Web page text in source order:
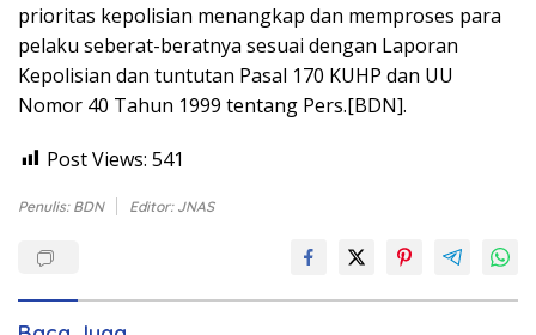
prioritas kepolisian menangkap dan memproses para
pelaku seberat-beratnya sesuai dengan Laporan
Kepolisian dan tuntutan Pasal 170 KUHP dan UU
Nomor 40 Tahun 1999 tentang Pers.[BDN].
Post Views: 541
Penulis: BDN Editor: JNAS